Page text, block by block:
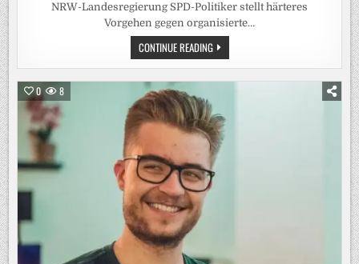
NRW-Landesregierung SPD-Politiker stellt härteres
Vorgehen gegen organisierte…
CONTINUE READINGKÖLNS
OBERBÜRGERMEISTER
WILL
DROGENHANDEL
MENGEN
NOCH
ERMÖGLICHEN
0 8